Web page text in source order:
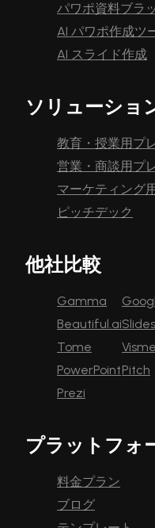
パワポ資料ブラ
AI パワポ作成ツ
AI スライド作成
ソリューショ
教育・授業用プ
営業・商談用プ
マーケティング
ピッチデック
他社比較
Gamma
Beautiful.ai
Tome
PowerPoint
Prezi
Visme
Pitch
プラットフォ
料金プラン
ブログ